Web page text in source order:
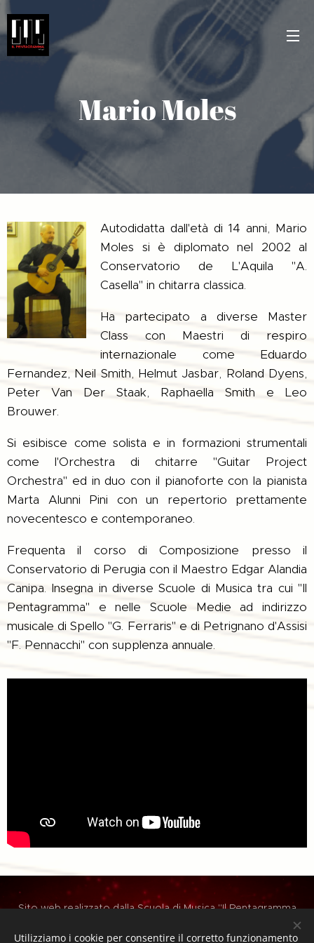
Mario Moles
Autodidatta dall'età di 14 anni, Mario
Moles si è diplomato nel 2002 al
Conservatorio de L'Aquila "A.
Casella" in chitarra classica.
Ha partecipato a diverse Master
Class con Maestri di respiro
internazionale come Eduardo
Fernandez, Neil Smith, Helmut Jasbar, Roland Dyens,
Peter Van Der Staak, Raphaella Smith e Leo
Brouwer.
Si esibisce come solista e in formazioni strumentali
come l'Orchestra di chitarre "Guitar Project
Orchestra" ed in duo con il pianoforte con la pianista
Marta Alunni Pini con un repertorio prettamente
novecentesco e contemporaneo.
Frequenta il corso di Composizione presso il
Conservatorio di Perugia con il Maestro Edgar Alandia
Canipa. Insegna in diverse Scuole di Musica tra cui "Il
Pentagramma" e nelle Scuole Medie ad indirizzo
musicale di Spello "G. Ferraris" e di Petrignano d'Assisi
"F. Pennacchi" con supplenza annuale.
Sito web realizzato dalla Scuola di Musica "Il Pentagramma
Utilizziamo i cookie per consentire il corretto funzionamento